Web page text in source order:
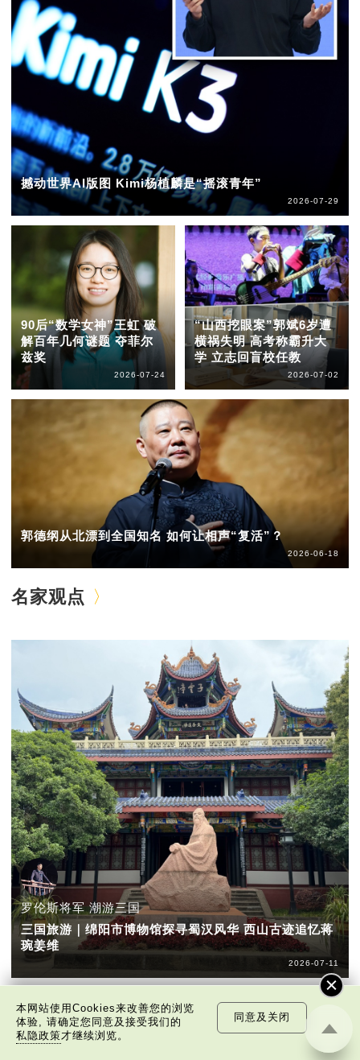
撼动世界AI版图 Kimi杨植麟是“摇滚青年”
2026-07-29
90后“数学女神”王虹 破
解百年几何谜题 夺菲尔
兹奖
2026-07-24
“山西挖眼案”郭斌6岁遭
横祸失明 高考称霸升大
学 立志回盲校任教
2026-07-02
郭德纲从北漂到全国知名 如何让相声“复活”？
2026-06-18
名家观点
罗伦斯将军 潮游三国
三国旅游｜绵阳市博物馆探寻蜀汉风华 西山古迹追忆蒋
琬姜维
2026-07-11
本网站使用Cookies来改善您的浏览
体验, 请确定您同意及接受我们的
私隐政策才继续浏览。
同意及关闭